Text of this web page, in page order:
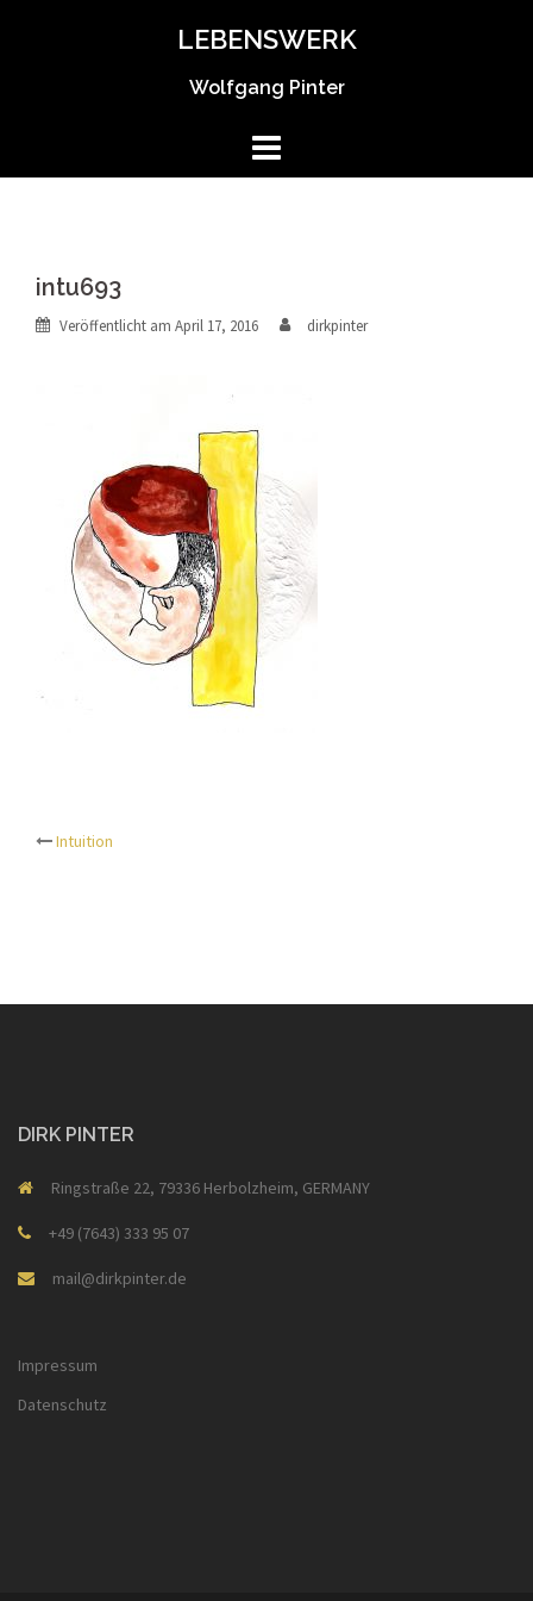
LEBENSWERK
Wolfgang Pinter
intu693
Veröffentlicht am April 17, 2016 dirkpinter
Beitrags-
Intuition
DIRK PINTER
Ringstraße 22, 79336 Herbolzheim, GERMANY
+49 (7643) 333 95 07
mail@dirkpinter.de
Impressum
Datenschutz